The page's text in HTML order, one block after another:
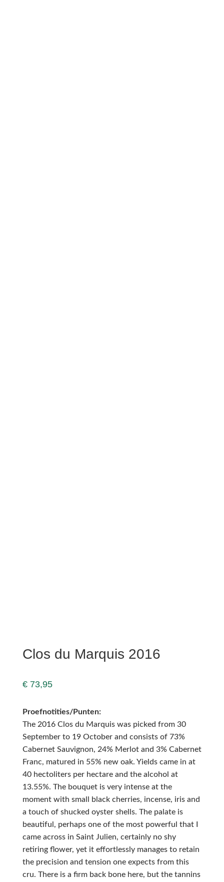
Clos du Marquis 2016
€73,95
Proefnotities/Punten:
The 2016 Clos du Marquis was picked from 30
September to 19 October and consists of 73%
Cabernet Sauvignon, 24% Merlot and 3% Cabernet
Franc, matured in 55% new oak. Yields came in at
40 hectoliters per hectare and the alcohol at
13.55%. The bouquet is very intense at the
moment with small black cherries, incense, iris and
a touch of shucked oyster shells. The palate is
beautiful, perhaps one of the most powerful that I
came across in Saint Julien, certainly no shy
retiring flower, yet it effortlessly manages to retain
the precision and tension one expects from this
cru. There is a firm back bone here, but the tannins